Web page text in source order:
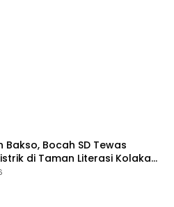
Bakso, Bocah SD Tewas
di Taman Literasi Kolaka